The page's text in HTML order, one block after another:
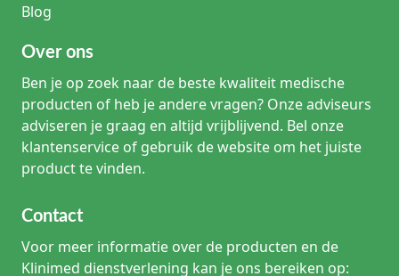
Blog
Over ons
Ben je op zoek naar de beste kwaliteit medische
producten of heb je andere vragen? Onze adviseurs
adviseren je graag en altijd vrijblijvend. Bel onze
klantenservice of gebruik de website om het juiste
product te vinden.
Contact
Voor meer informatie over de producten en de
Klinimed dienstverlening kan je ons bereiken op: